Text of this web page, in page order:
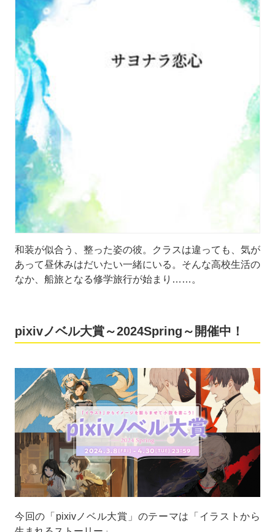
和装が似合う、整った姿の彼。クラスは違っても、気が
あって昼休みはだいたい一緒にいる。そんな高校生活の
なか、船旅となる修学旅行が始まり……。
pixivノベル大賞～2024Spring～開催中！
今回の「pixivノベル大賞」のテーマは「イラストから